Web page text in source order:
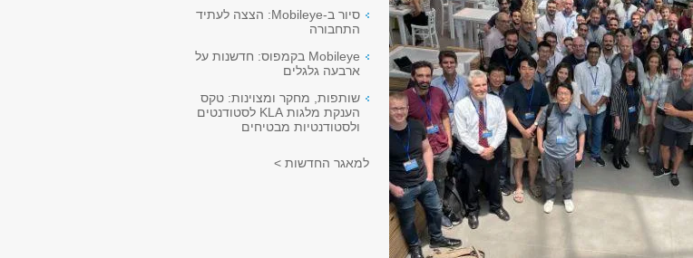
סיור ב-Mobileye: הצצה לעתיד
התחבורה
Mobileye בקמפוס: חדשנות על
ארבעה גלגלים
שותפות, מחקר ומצוינות: טקס
הענקת מלגות KLA לסטודנטים
ולסטודנטיות מבטיחים
למאגר החדשות >